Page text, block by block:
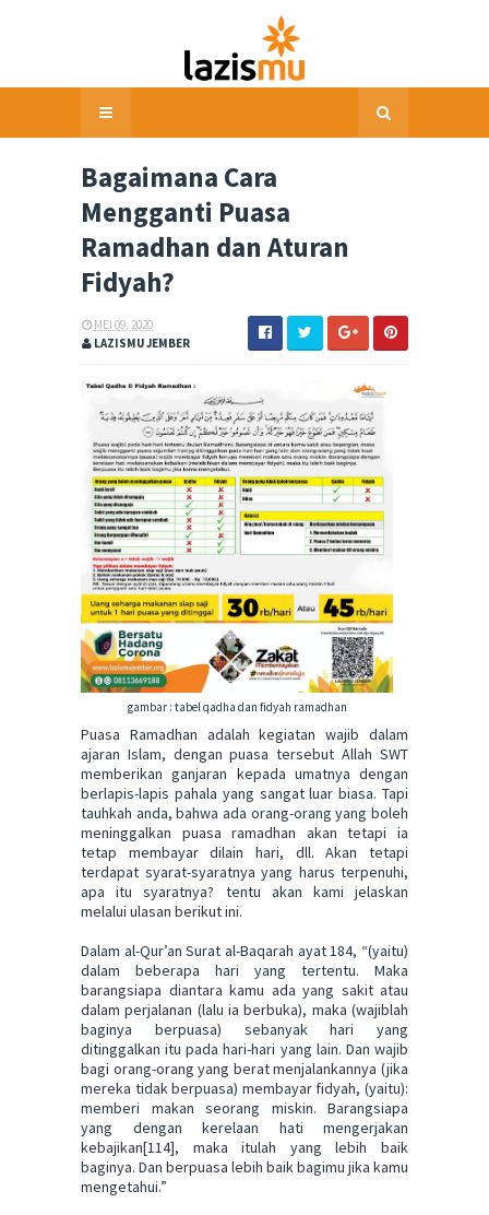
Bagaimana Cara
Mengganti Puasa
Ramadhan dan Aturan
Fidyah?
MEI 09, 2020
LAZISMU JEMBER
gambar : tabel qadha dan fidyah ramadhan
Puasa Ramadhan adalah kegiatan wajib dalam
ajaran Islam, dengan puasa tersebut Allah SWT
memberikan ganjaran kepada umatnya dengan
berlapis-lapis pahala yang sangat luar biasa. Tapi
tauhkah anda, bahwa ada orang-orang yang boleh
meninggalkan puasa ramadhan akan tetapi ia
tetap membayar dilain hari, dll. Akan tetapi
terdapat syarat-syaratnya yang harus terpenuhi,
apa itu syaratnya? tentu akan kami jelaskan
melalui ulasan berikut ini.
Dalam al-Qur’an Surat al-Baqarah ayat 184, “(yaitu)
dalam beberapa hari yang tertentu. Maka
barangsiapa diantara kamu ada yang sakit atau
dalam perjalanan (lalu ia berbuka), maka (wajiblah
baginya berpuasa) sebanyak hari yang
ditinggalkan itu pada hari-hari yang lain. Dan wajib
bagi orang-orang yang berat menjalankannya (jika
mereka tidak berpuasa) membayar fidyah, (yaitu):
memberi makan seorang miskin. Barangsiapa
yang dengan kerelaan hati mengerjakan
kebajikan[114], maka itulah yang lebih baik
baginya. Dan berpuasa lebih baik bagimu jika kamu
mengetahui.”